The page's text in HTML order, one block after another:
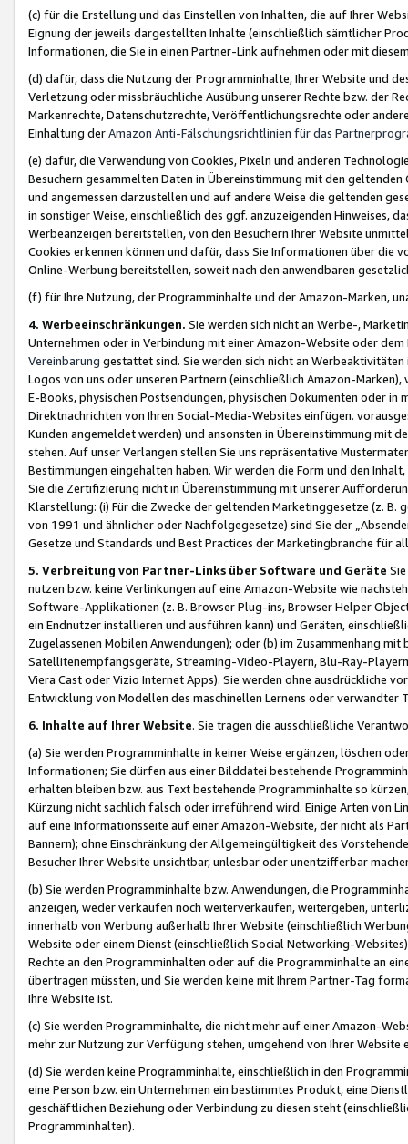
(c) für die Erstellung und das Einstellen von Inhalten, die auf Ihrer
Eignung der jeweils dargestellten Inhalte (einschließlich sämtlicher
Informationen, die Sie in einen Partner-Link aufnehmen oder mit
(d) dafür, dass die Nutzung der Programminhalte, Ihrer Website und
Verletzung oder missbräuchliche Ausübung unserer Rechte bzw. der
Markenrechte, Datenschutzrechte, Veröffentlichungsrechte oder
Einhaltung derAmazon Anti-Fälschungsrichtlinien für das
(e) dafür, die Verwendung von Cookies, Pixeln und anderen
Besuchern gesammelten Daten in Übereinstimmung mit den
und angemessen darzustellen und auf andere Weise die geltenden
in sonstiger Weise, einschließlich des ggf. anzuzeigenden Hinweises,
Werbeanzeigen bereitstellen, von den Besuchern Ihrer Website
Cookies erkennen können und dafür, dass Sie Informationen über die
Online-Werbung bereitstellen, soweit nach den anwendbaren
(f) für Ihre Nutzung, der Programminhalte und der Amazon-Marken,
4. Werbeeinschränkungen. Sie werden sich nicht an Werbe-,
Unternehmen oder in Verbindung mit einer Amazon-Website oder
Vereinbarung gestattet sind. Sie werden sich nicht an
Logos von uns oder unseren Partnern (einschließlich Amazon-
E-Books, physischen Postsendungen, physischen Dokumenten oder in
Direktnachrichten von Ihren Social-Media-Websites einfügen.
Kunden angemeldet werden) und ansonsten in Übereinstimmung mit
stehen. Auf unser Verlangen stellen Sie uns repräsentative
Bestimmungen eingehalten haben. Wir werden die Form und den
Sie die Zertifizierung nicht in Übereinstimmung mit unserer
Klarstellung: (i) Für die Zwecke der geltenden Marketinggesetze (z. B.
von 1991 und ähnlicher oder Nachfolgegesetze) sind Sie der
Gesetze und Standards und Best Practices der Marketingbranche für
5. Verbreitung von Partner-Links über Software und Geräte
nutzen bzw. keine Verlinkungen auf eine Amazon-Website wie
Software-Applikationen (z. B. Browser Plug-ins, Browser Helper
ein Endnutzer installieren und ausführen kann) und Geräten,
Zugelassenen Mobilen Anwendungen); oder (b) im Zusammenhang
Satellitenempfangsgeräte, Streaming-Video-Playern, Blu-Ray-
Viera Cast oder Vizio Internet Apps). Sie werden ohne ausdrückliche
Entwicklung von Modellen des maschinellen Lernens oder
6. Inhalte auf Ihrer Website. Sie tragen die ausschließliche
(a) Sie werden Programminhalte in keiner Weise ergänzen, löschen
Informationen; Sie dürfen aus einer Bilddatei bestehende
erhalten bleiben bzw. aus Text bestehende Programminhalte so
Kürzung nicht sachlich falsch oder irreführend wird. Einige Arten von
auf eine Informationsseite auf einer Amazon-Website, der nicht als
Bannern); ohne Einschränkung der Allgemeingültigkeit des
Besucher Ihrer Website unsichtbar, unlesbar oder unentzifferbar
(b) Sie werden Programminhalte bzw. Anwendungen, die
anzeigen, weder verkaufen noch weiterverkaufen, weitergeben,
innerhalb von Werbung außerhalb Ihrer Website (einschließlich
Website oder einem Dienst (einschließlich Social Networking-
Rechte an den Programminhalten oder auf die Programminhalte an
übertragen müssten, und Sie werden keine mit Ihrem Partner-Tag
Ihre Website ist.
(c) Sie werden Programminhalte, die nicht mehr auf einer Amazon-
mehr zur Nutzung zur Verfügung stehen, umgehend von Ihrer
(d) Sie werden keine Programminhalte, einschließlich in den
eine Person bzw. ein Unternehmen ein bestimmtes Produkt, eine
geschäftlichen Beziehung oder Verbindung zu diesen steht
Programminhalten).